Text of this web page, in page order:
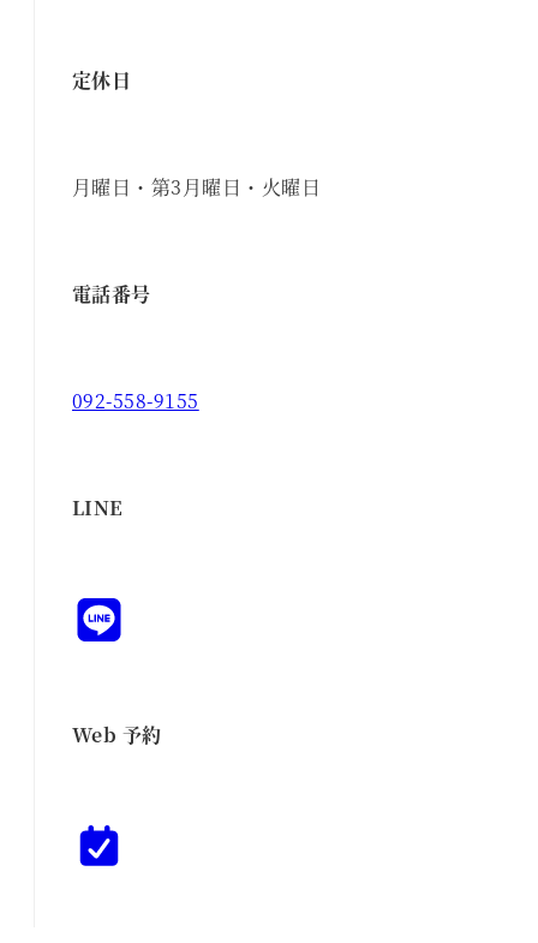
定休日
月曜日・第3月曜日・火曜日
電話番号
092-558-9155
LINE
Web 予約